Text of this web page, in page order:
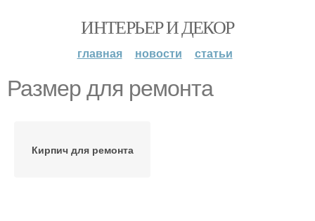
ИНТЕРЬЕР И ДЕКОР
главная новости статьи
Размер для ремонта
Кирпич для ремонта